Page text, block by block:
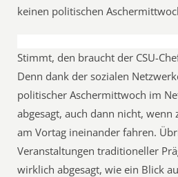
keinen politischen
Stimmt, den braucht der CSU-
Denn dank der sozialen
politischer Aschermittwoch im
abgesagt, auch dann nicht, wenn
am Vortag ineinander fahren.
Veranstaltungen traditioneller
wirklich abgesagt, wie ein Blick